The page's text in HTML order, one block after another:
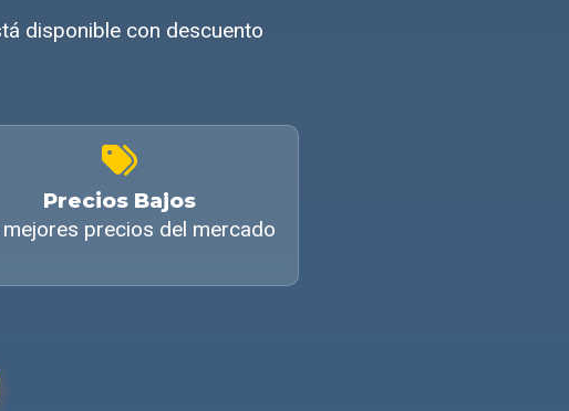
disponible con descuento
Precios Bajos
precios del mercado